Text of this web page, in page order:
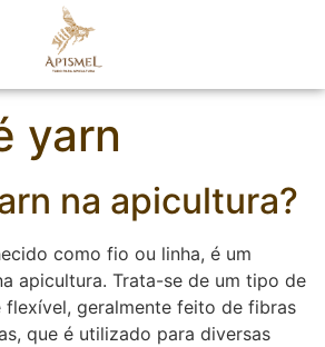
yarn
na apicultura?
como fio ou linha, é um
apicultura. Trata-se de um tipo de
geralmente feito de fibras
que é utilizado para diversas